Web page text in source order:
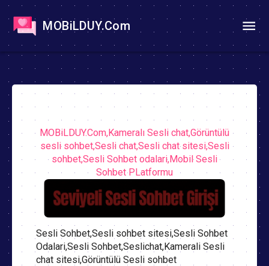
MOBiLDUY.Com
MOBiLDUY.Com,Kameralı Sesli chat,Görüntülü
sesli sohbet,Sesli chat,Sesli chat sitesi,Sesli
sohbet,Sesli Sohbet odalari,Mobil Sesli
Sohbet PLatformu
Sesli Sohbet,Sesli sohbet sitesi,Sesli Sohbet
Odalari,Sesli Sohbet,Seslichat,Kamerali Sesli
chat sitesi,Görüntülü Sesli sohbet